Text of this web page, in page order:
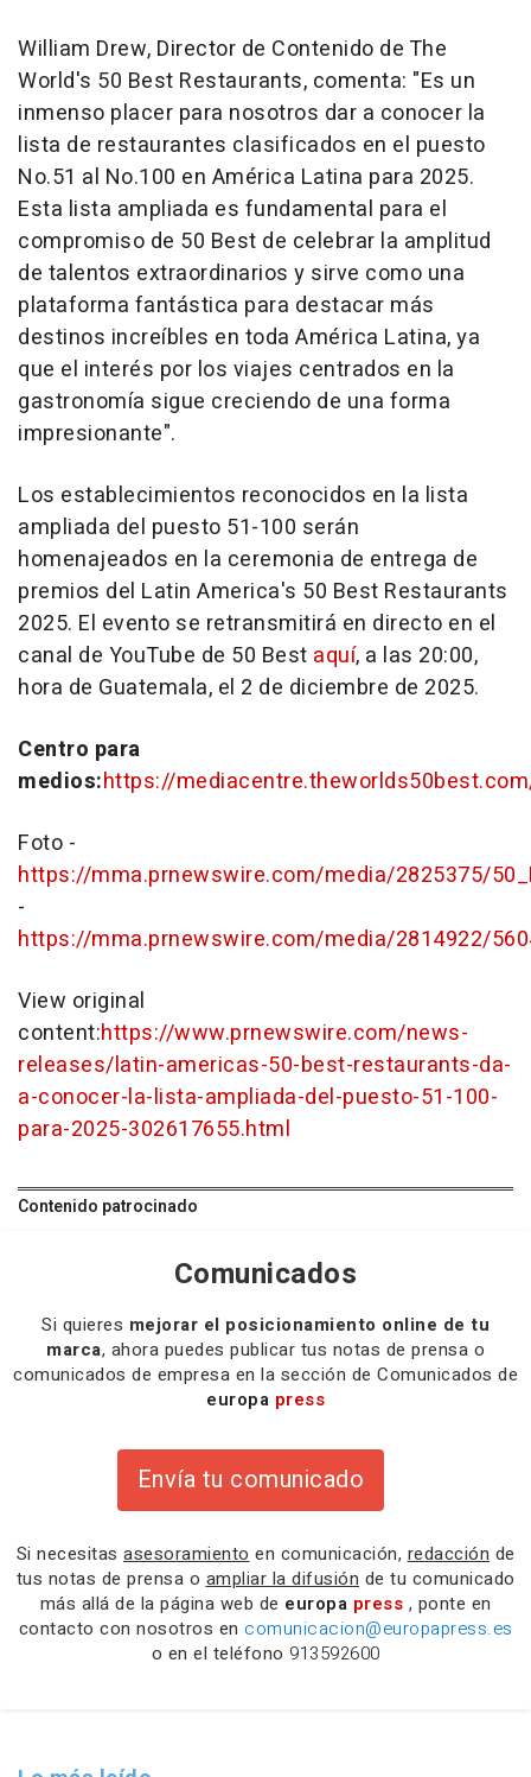
William Drew, Director de Contenido de The
World's 50 Best Restaurants, comenta: "Es un
inmenso placer para nosotros dar a conocer la
lista de restaurantes clasificados en el puesto
No.51 al No.100 en América Latina para 2025.
Esta lista ampliada es fundamental para el
compromiso de 50 Best de celebrar la amplitud
de talentos extraordinarios y sirve como una
plataforma fantástica para destacar más
destinos increíbles en toda América Latina, ya
que el interés por los viajes centrados en la
gastronomía sigue creciendo de una forma
impresionante".
Los establecimientos reconocidos en la lista
ampliada del puesto 51-100 serán
homenajeados en la ceremonia de entrega de
premios del Latin America's 50 Best Restaurants
2025. El evento se retransmitirá en directo en el
canal de YouTube de 50 Best aquí, a las 20:00,
hora de Guatemala, el 2 de diciembre de 2025.
Centro para
medios:https://
Foto -
https://mma.prnewswire.com/media/2825375/
-
https://mma.prnewswire.com/media/2814922/
View original
content:https://www.prnewswire.com/news-
releases/latin-americas-50-best-restaurants-da-
a-conocer-la-lista-ampliada-del-puesto-51-100-
para-2025-302617655.html
Contenido patrocinado
Comunicados
Si quieres mejorar el posicionamiento online de tu
marca, ahora puedes publicar tus notas de prensa o
comunicados de empresa en la sección de Comunicados de
europa press
Envía tu comunicado
Si necesitas asesoramiento en comunicación, redacción de
tus notas de prensa o ampliar la difusión de tu comunicado
más allá de la página web de europa press , ponte en
contacto con nosotros en comunicacion@europapress.es
o en el teléfono 913592600